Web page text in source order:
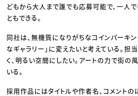
どもから大人まで誰でも応募可能で、一人
ともできる。
同社は、無機質になりがちなコインパーキ
なギャラリー」に変えたいと考えている。担
く、明るい空間にしたい。アートの力で街の
いる。
採用作品にはタイトルや作者名、コメントの